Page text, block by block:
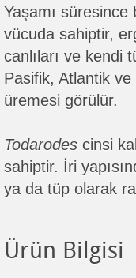
Yaşamı
vücuda sahiptir,
canlıları ve kendi
Pasifik, Atlantik ve
üremesi görülür.
Todarodes cinsi
sahiptir. İri
ya da tüp olarak
Ürün Bilgisi